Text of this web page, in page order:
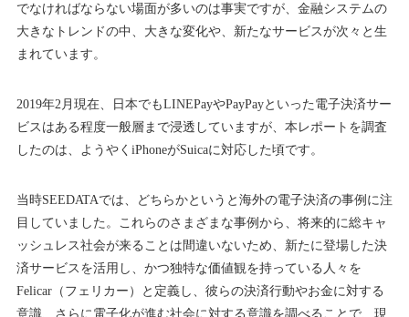
でなければならない場面が多いのは事実ですが、金融システムの
大きなトレンドの中、大きな変化や、新たなサービスが次々と生
まれています。
2019年2月現在、日本でもLINEPayやPayPayといった電子決済サー
ビスはある程度一般層まで浸透していますが、本レポートを調査
したのは、ようやくiPhoneがSuicaに対応した頃です。
当時SEEDATAでは、どちらかというと海外の電子決済の事例に注
目していました。これらのさまざまな事例から、将来的に総キャ
ッシュレス社会が来ることは間違いないため、新たに登場した決
済サービスを活用し、かつ独特な価値観を持っている人々を
Felicar（フェリカー）と定義し、彼らの決済行動やお金に対する
意識、さらに電子化が進む社会に対する意識を調べることで、現